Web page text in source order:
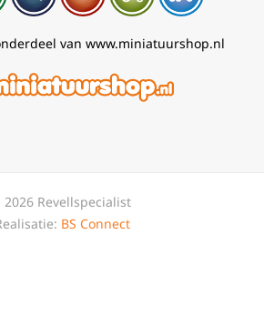
van www.miniatuurshop.nl
Revellspecialist
BS Connect